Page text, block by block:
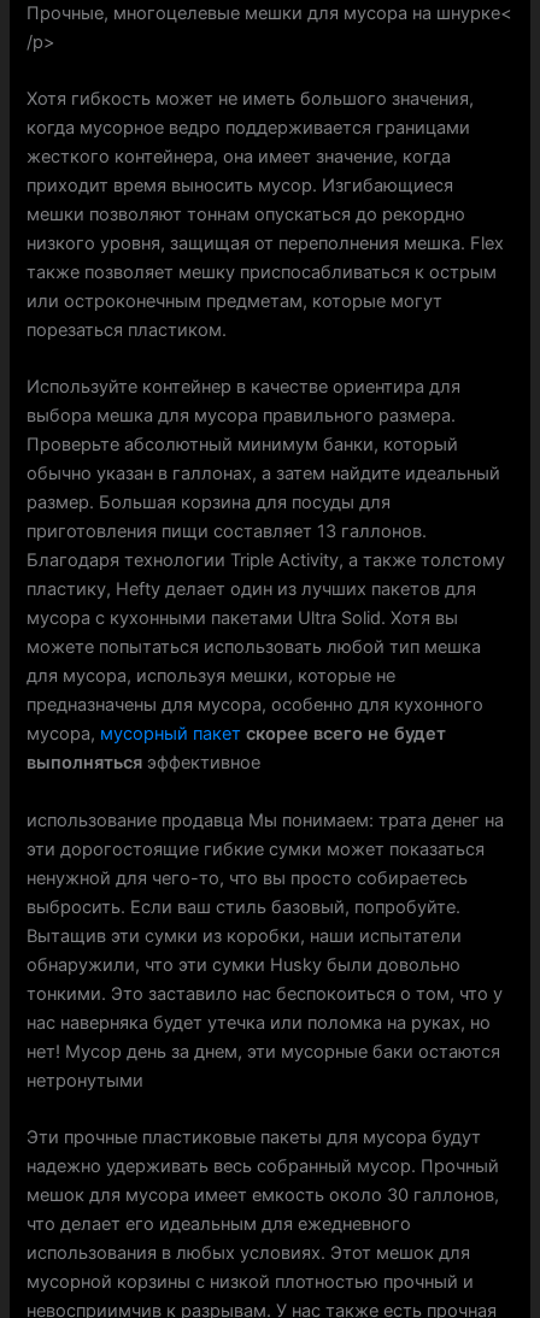
Прочные, многоцелевые мешки для мусора на шнурке<
/p>
Хотя гибкость может не иметь большого значения,
когда мусорное ведро поддерживается границами
жесткого контейнера, она имеет значение, когда
приходит время выносить мусор. Изгибающиеся
мешки позволяют тоннам опускаться до рекордно
низкого уровня, защищая от переполнения мешка. Flex
также позволяет мешку приспосабливаться к острым
или остроконечным предметам, которые могут
порезаться пластиком.
Используйте контейнер в качестве ориентира для
выбора мешка для мусора правильного размера.
Проверьте абсолютный минимум банки, который
обычно указан в галлонах, а затем найдите идеальный
размер. Большая корзина для посуды для
приготовления пищи составляет 13 галлонов.
Благодаря технологии Triple Activity, а также толстому
пластику, Hefty делает один из лучших пакетов для
мусора с кухонными пакетами Ultra Solid. Хотя вы
можете попытаться использовать любой тип мешка
для мусора, используя мешки, которые не
предназначены для мусора, особенно для кухонного
мусора, мусорный пакет скорее всего не будет
выполняться эффективное
использование продавца Мы понимаем: трата денег на
эти дорогостоящие гибкие сумки может показаться
ненужной для чего-то, что вы просто собираетесь
выбросить. Если ваш стиль базовый, попробуйте.
Вытащив эти сумки из коробки, наши испытатели
обнаружили, что эти сумки Husky были довольно
тонкими. Это заставило нас беспокоиться о том, что у
нас наверняка будет утечка или поломка на руках, но
нет! Мусор день за днем, эти мусорные баки остаются
нетронутыми
Эти прочные пластиковые пакеты для мусора будут
надежно удерживать весь собранный мусор. Прочный
мешок для мусора имеет емкость около 30 галлонов,
что делает его идеальным для ежедневного
использования в любых условиях. Этот мешок для
мусорной корзины с низкой плотностью прочный и
невосприимчив к разрывам. У нас также есть прочная